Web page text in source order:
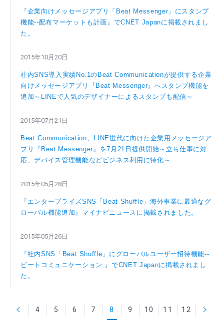
『企業向けメッセージアプリ「Beat Messenger」にスタンプ
機能--配布マーケットも計画』でCNET Japanに掲載されまし
た。
2015年10月20日
社内SNS導入実績No.1のBeat Communicationが提供する企業
向けメッセージアプリ『Beat Messenger』へスタンプ機能を
追加～LINEで人気のデザイナーによるスタンプも配信～
2015年07月21日
Beat Communication、LINE世代に向けた企業用メッセージア
プリ『Beat Messenger』を7月21日提供開始～立ち仕事に対
応、デバイス管理機能などビジネス利用に特化～
2015年05月28日
『エンタープライズSNS「Beat Shuffle」海外事業に最適なグ
ローバル機能追加』マイナビニュースに掲載されました。
2015年05月26日
『社内SNS「Beat Shuffle」にグローバルユーザー招待機能--
ビートコミュニケーション 』でCNET Japanに掲載されまし
た。
4 5 6 7 8 9 10 11 12
次へ